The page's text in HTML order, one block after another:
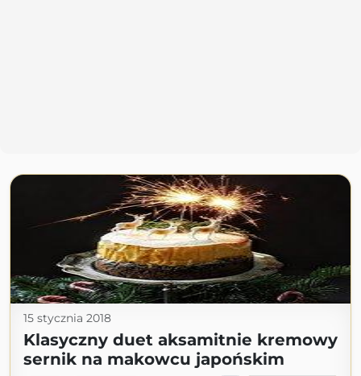
15 stycznia 2018
Klasyczny duet aksamitnie kremowy
sernik na makowcu japońskim